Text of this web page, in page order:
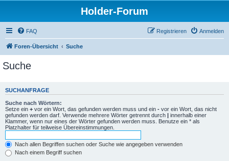
Holder-Forum
FAQ Anmelden
Registrieren
Foren-Übersicht Suche
Suche
SUCHANFRAGE
Suche nach Wörtern:
Setze ein + vor ein Wort, das gefunden werden muss und ein - vor ein Wort, das nicht
gefunden werden darf. Verwende mehrere Wörter getrennt durch | innerhalb einer
Klammer, wenn nur eines der Wörter gefunden werden muss. Benutze ein * als
Platzhalter für teilweise Übereinstimmungen.
Nach allen Begriffen suchen oder Suche wie angegeben verwenden
Nach einem Begriff suchen